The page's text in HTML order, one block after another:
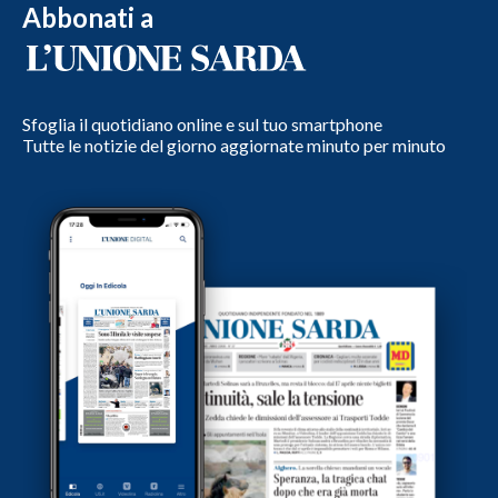
Abbonati a
Sfoglia il quotidiano online e sul tuo smartphone
Tutte le notizie del giorno aggiornate minuto per minuto